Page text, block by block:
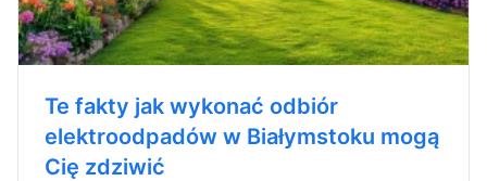
Te fakty jak wykonać odbiór
elektroodpadów w Białymstoku mogą
Cię zdziwić